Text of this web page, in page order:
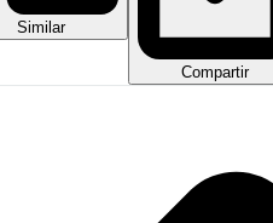
Similar
Compartir